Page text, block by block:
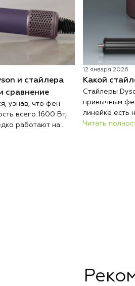
и стайлера
сравнение
узнав, что фен
всего 1600 Вт,
работают на
12 января 2026
Какой
Стайлеры
привычным
линейке есть
насадками и
Читать